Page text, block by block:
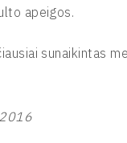
apeigos.
sunaikintas